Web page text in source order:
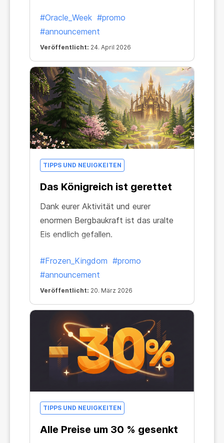
#Oracle_Week #promo
#announcement
Veröffentlicht: 24. April 2026
TIPPS UND NEUIGKEITEN
Das Königreich ist gerettet
Dank eurer Aktivität und eurer
enormen Bergbaukraft ist das uralte
Eis endlich gefallen.
#Frozen_Kingdom #promo
#announcement
Veröffentlicht: 20. März 2026
TIPPS UND NEUIGKEITEN
Alle Preise um 30 % gesenkt